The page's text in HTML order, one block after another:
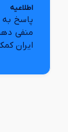
اطلاعیه
پاسخ به
منفی
ایران